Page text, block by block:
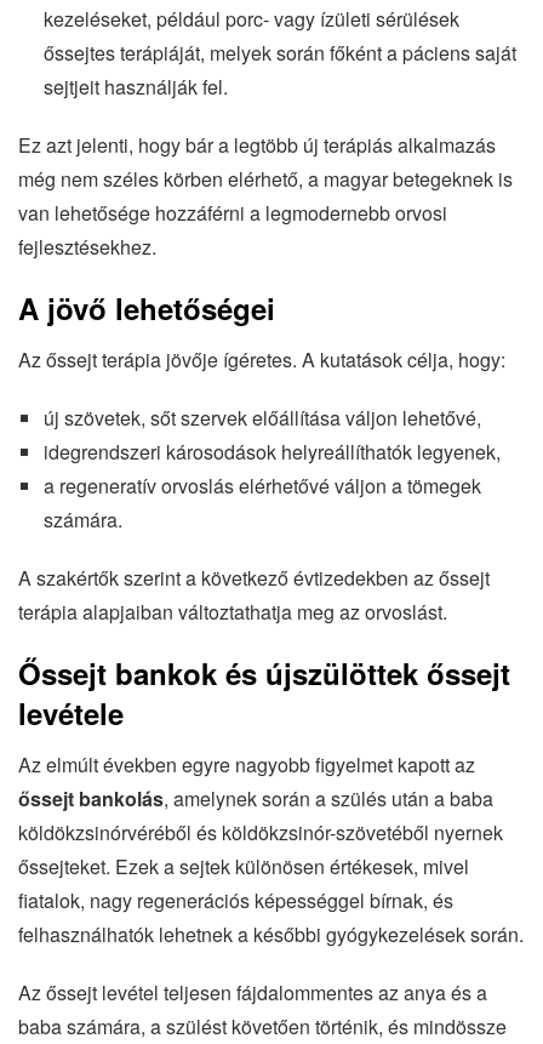
kezeléseket, például porc- vagy ízületi sérülések
őssejtes terápiáját, melyek során főként a páciens saját
sejtjeit használják fel.
Ez azt jelenti, hogy bár a legtöbb új terápiás alkalmazás
még nem széles körben elérhető, a magyar betegeknek is
van lehetősége hozzáférni a legmodernebb orvosi
fejlesztésekhez.
A jövő lehetőségei
Az őssejt terápia jövője ígéretes. A kutatások célja, hogy:
új szövetek, sőt szervek előállítása váljon lehetővé,
idegrendszeri károsodások helyreállíthatók legyenek,
a regeneratív orvoslás elérhetővé váljon a tömegek
számára.
A szakértők szerint a következő évtizedekben az őssejt
terápia alapjaiban változtathatja meg az orvoslást.
Őssejt bankok és újszülöttek őssejt
levétele
Az elmúlt években egyre nagyobb figyelmet kapott az
őssejt bankolás, amelynek során a szülés után a baba
köldökzsinórvéréből és köldökzsinór-szövetéből nyernek
őssejteket. Ezek a sejtek különösen értékesek, mivel
fiatalok, nagy regenerációs képességgel bírnak, és
felhasználhatók lehetnek a későbbi gyógykezelések során.
Az őssejt levétel teljesen fájdalommentes az anya és a
baba számára, a szülést követően történik, és mindössze